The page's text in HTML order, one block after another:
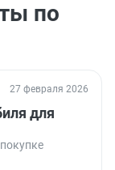
по
27 февраля 2026
для